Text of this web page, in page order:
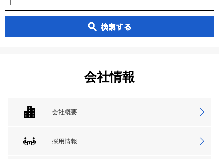
会社情報
会社概要
採用情報